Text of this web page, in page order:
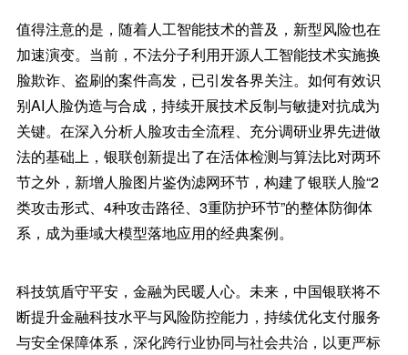
值得注意的是，随着人工智能技术的普及，新型风险也在
加速演变。当前，不法分子利用开源人工智能技术实施换
脸欺诈、盗刷的案件高发，已引发各界关注。如何有效识
别AI人脸伪造与合成，持续开展技术反制与敏捷对抗成为
关键。在深入分析人脸攻击全流程、充分调研业界先进做
法的基础上，银联创新提出了在活体检测与算法比对两环
节之外，新增人脸图片鉴伪滤网环节，构建了银联人脸“2
类攻击形式、4种攻击路径、3重防护环节”的整体防御体
系，成为垂域大模型落地应用的经典案例。
科技筑盾守平安，金融为民暖人心。未来，中国银联将不
断提升金融科技水平与风险防控能力，持续优化支付服务
与安全保障体系，深化跨行业协同与社会共治，以更严标